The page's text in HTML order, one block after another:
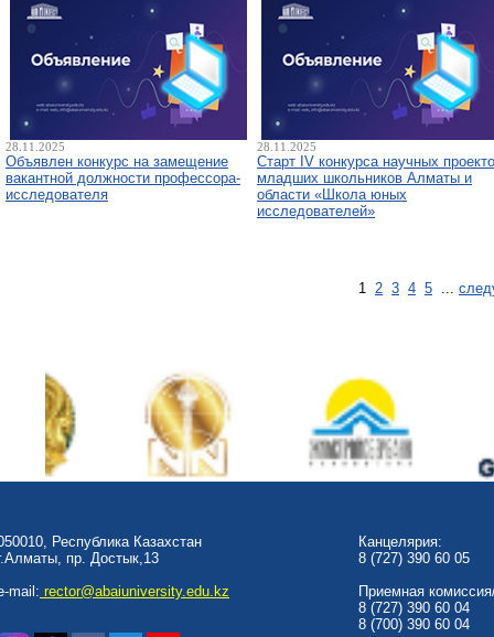
28.11.2025
Объявлен конкурс на замещение
вакантной должности профессора-
исследователя
28.11.2025
Старт IV конкурса научных
младших школьников Алматы и
области «Школа юных
исследователей»
1 2 3 4 5 ...
Республика Казахстан
пр. Достык,13
mail: rector@abaiuniversity.edu.kz
Канцелярия:
8 (727) 390 60 05
Приемная
8 (727) 390 60 04
8 (700) 390 60 04